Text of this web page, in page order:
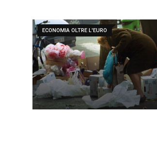
ECONOMIA OLTRE L'EURO